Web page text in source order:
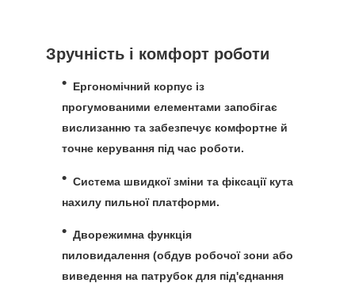
Зручність і комфорт роботи
Ергономічний корпус із
прогумованими елементами запобігає
вислизанню та забезпечує комфортне й
точне керування під час роботи.
Система швидкої зміни та фіксаціїкута
нахилу пильної платформи.
Дворежимна функція
пиловидалення (обдув робочої зони або
виведення на патрубок для під'єднання